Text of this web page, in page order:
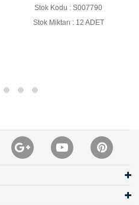
Stok Kodu : S007790
Stok Miktarı : 12 ADET